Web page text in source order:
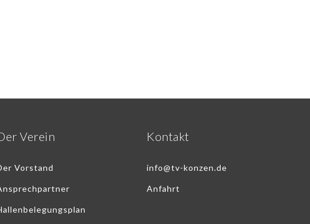
Verein
Vorstand
Kontakt
info@tv-konzen.de
Anfahrt